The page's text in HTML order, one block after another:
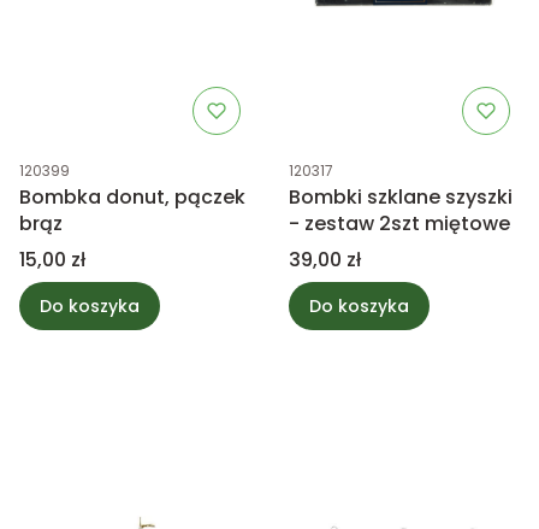
Kod produktu
120399
Bombka donut, pączek
brąz
Cena
15,00 zł
Do koszyka
Kod produktu
120317
Bombki szklane szyszki
- zestaw 2szt miętowe
Cena
39,00 zł
Do koszyka